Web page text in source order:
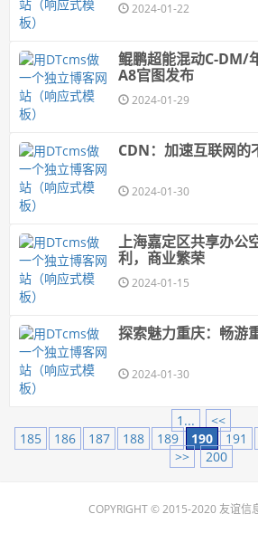
2024-01-22
鲲鹏超能混动C-DM/
A8官图发布
2024-01-29
CDN：加速互联网的
2024-01-30
上海嘉定区共享办公
利，商业繁荣
2024-01-15
探索魅力重庆：畅游
2024-01-30
1...
<<
185
186 187 188 189 190 191
>>
200
COPYRIGHT © 2015-2020 友谊信